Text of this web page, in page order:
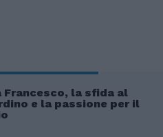
Francesco, la sfida al
e la passione per il